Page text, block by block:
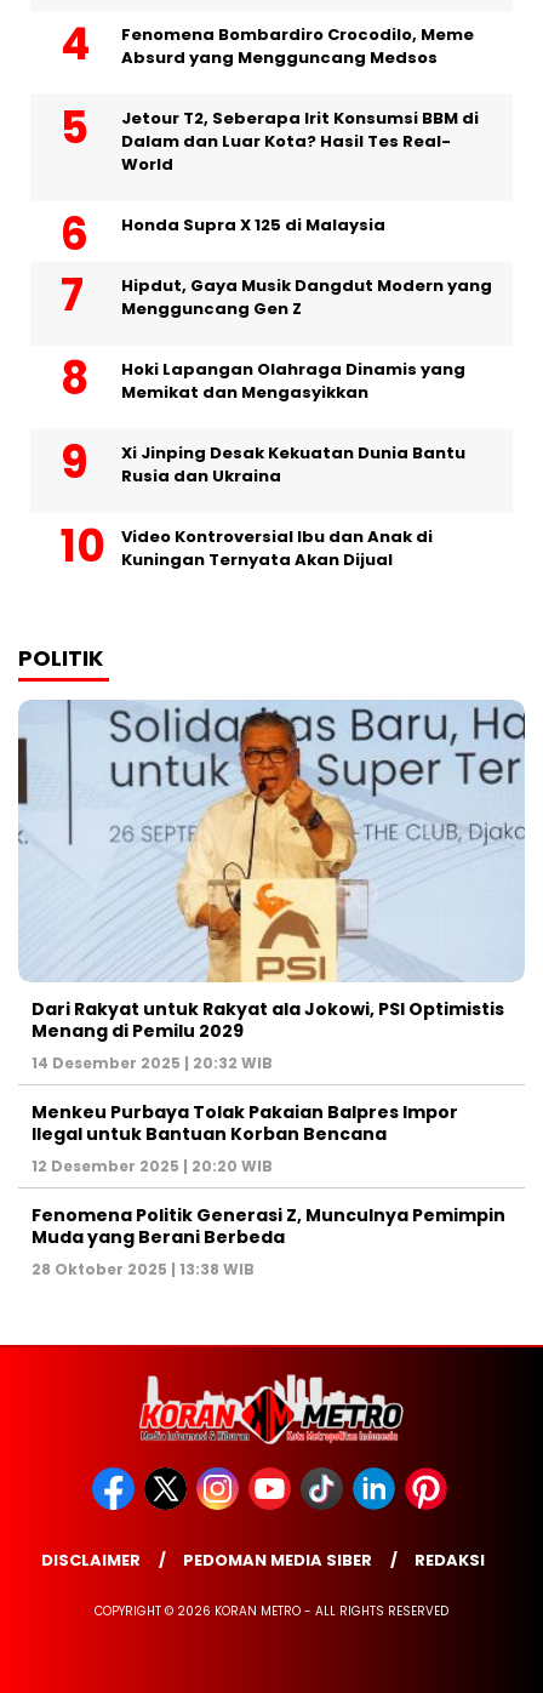
Fenomena Bombardiro Crocodilo, Meme
Absurd yang Mengguncang Medsos
Jetour T2, Seberapa Irit Konsumsi BBM di
Dalam dan Luar Kota? Hasil Tes Real-
World
Honda Supra X 125 di Malaysia
Hipdut, Gaya Musik Dangdut Modern yang
Mengguncang Gen Z
Hoki Lapangan Olahraga Dinamis yang
Memikat dan Mengasyikkan
Xi Jinping Desak Kekuatan Dunia Bantu
Rusia dan Ukraina
Video Kontroversial Ibu dan Anak di
Kuningan Ternyata Akan Dijual
POLITIK
Dari Rakyat untuk Rakyat ala Jokowi, PSI Optimistis
Menang di Pemilu 2029
14 Desember 2025 | 20:32 WIB
Menkeu Purbaya Tolak Pakaian Balpres Impor
Ilegal untuk Bantuan Korban Bencana
12 Desember 2025 | 20:20 WIB
Fenomena Politik Generasi Z, Munculnya Pemimpin
Muda yang Berani Berbeda
28 Oktober 2025 | 13:38 WIB
DISCLAIMER PEDOMAN MEDIA SIBER REDAKSI
COPYRIGHT © 2026 KORAN METRO - ALL RIGHTS RESERVED